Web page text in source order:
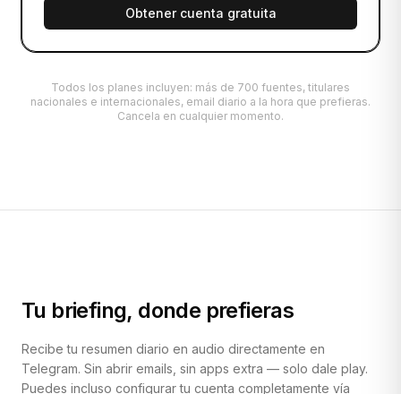
Obtener cuenta gratuita
Todos los planes incluyen: más de 700 fuentes, titulares
nacionales e internacionales, email diario a la hora que prefieras.
Cancela en cualquier momento.
Tu briefing, donde prefieras
Recibe tu resumen diario en audio directamente en
Telegram. Sin abrir emails, sin apps extra — solo dale play.
Puedes incluso configurar tu cuenta completamente vía